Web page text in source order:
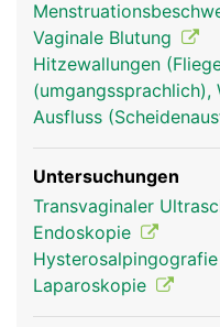
Vaginale Blutung
Hitzewallungen
(umgangssprachlich),
Ausfluss
Untersuchungen
Transvaginaler
Endoskopie
Hysterosalpingografie
Laparoskopie